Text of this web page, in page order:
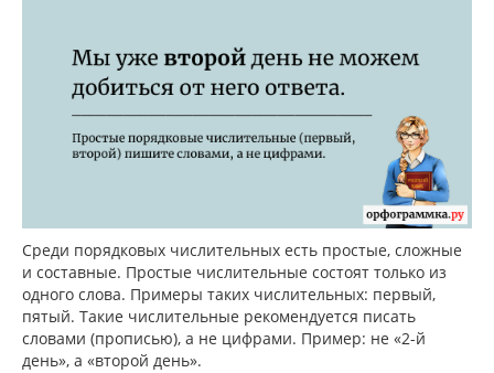
Среди порядковых числительных есть простые, сложные
и составные. Простые числительные состоят только из
одного слова. Примеры таких числительных: первый,
пятый. Такие числительные рекомендуется писать
словами (прописью), а не цифрами. Пример: не «2-й
день», а «второй день».